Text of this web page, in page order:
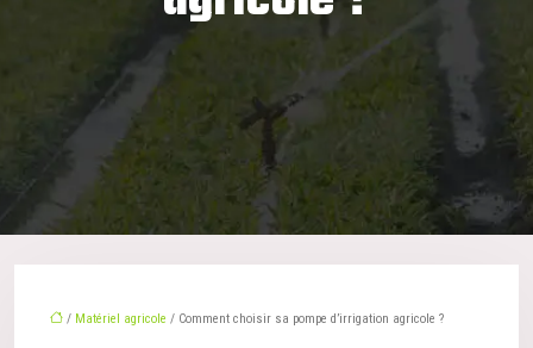
/ Matériel agricole / Comment choisir sa pompe d’irrigation agricole ?